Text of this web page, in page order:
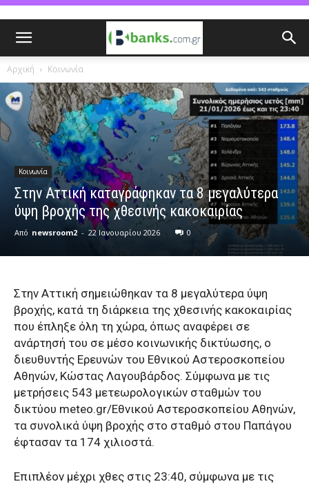
Αρχική Κοινωνία
Κοινωνία
Στην Αττική καταγράφηκαν τα 8 μεγαλύτερα
ύψη βροχής της χθεσινής κακοκαιρίας
Από newsroom2 - 22 Ιανουαρίου 2026 0
Στην Αττική σημειώθηκαν τα 8 μεγαλύτερα ύψη
βροχής, κατά τη διάρκεια της χθεσινής κακοκαιρίας
που έπληξε όλη τη χώρα, όπως αναφέρει σε
ανάρτησή του σε μέσο κοινωνικής δικτύωσης, ο
διευθυντής Ερευνών του Εθνικού Αστεροσκοπείου
Αθηνών, Κώστας Λαγουβάρδος. Σύμφωνα με τις
μετρήσεις 543 μετεωρολογικών σταθμών του
δικτύου meteo.gr/Εθνικού Αστεροσκοπείου Αθηνών,
τα συνολικά ύψη βροχής στο σταθμό στου Παπάγου
έφτασαν τα 174 χιλιοστά.
Επιπλέον μέχρι χθες στις 23:40, σύμφωνα με τις